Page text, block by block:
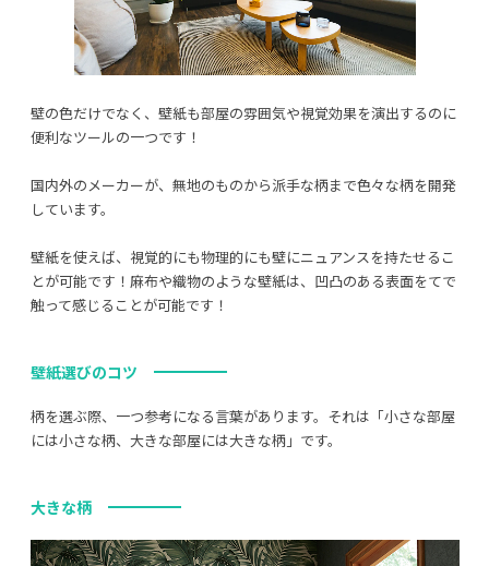
壁の色だけでなく、壁紙も部屋の雰囲気や視覚効果を演出するのに
便利なツールの一つです！
国内外のメーカーが、無地のものから派手な柄まで色々な柄を開発
しています。
壁紙を使えば、視覚的にも物理的にも壁にニュアンスを持たせるこ
とが可能です！麻布や織物のような壁紙は、凹凸のある表面をてで
触って感じることが可能です！
壁紙選びのコツ
柄を選ぶ際、一つ参考になる言葉があります。それは「小さな部屋
には小さな柄、大きな部屋には大きな柄」です。
大きな柄